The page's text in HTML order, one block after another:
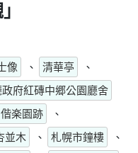
像 、 清華亭
、
府紅磚中郷公園廳舍
偕楽園跡
、
並木 、 札幌市鐘樓
、